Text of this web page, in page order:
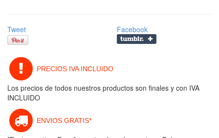
Tweet Facebook
PRECIOS IVA INCLUIDO
Los precios de todos nuestros productos son finales y con IVA
INCLUIDO
ENVIOS GRATIS*